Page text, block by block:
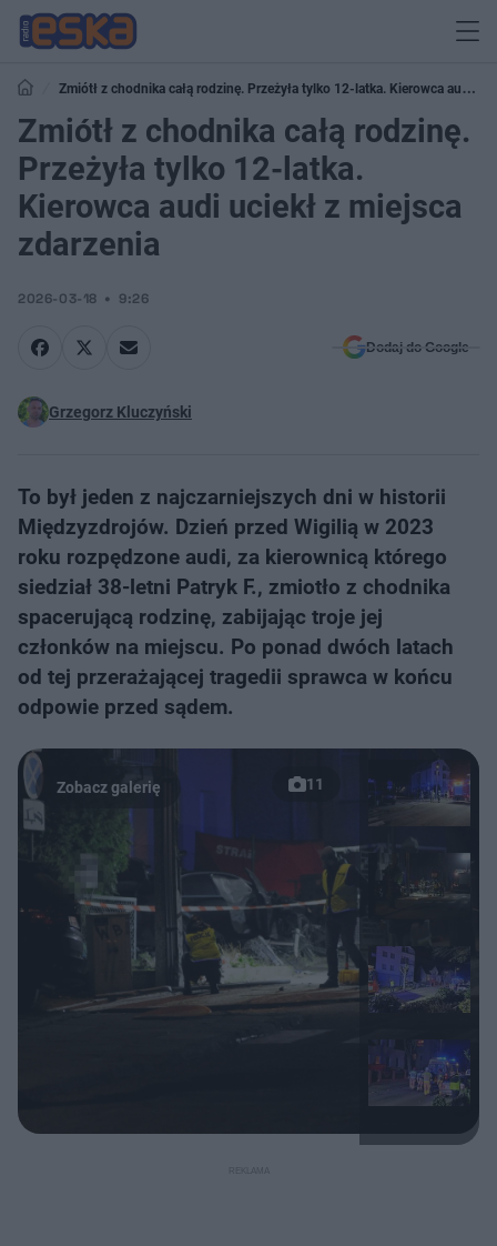
Zmiótł z chodnika całą rodzinę. Przeżyła tylko 12-latka. Kierowca audi
uciekł z miejsca zdarzenia
Zmiótł z chodnika całą rodzinę.
Przeżyła tylko 12-latka.
Kierowca audi uciekł z miejsca
zdarzenia
2026-03-18 9:26
Dodaj do Google
Grzegorz Kluczyński
To był jeden z najczarniejszych dni w historii
Międzyzdrojów. Dzień przed Wigilią w 2023
roku rozpędzone audi, za kierownicą którego
siedział 38-letni Patryk F., zmiotło z chodnika
spacerującą rodzinę, zabijając troje jej
członków na miejscu. Po ponad dwóch latach
od tej przerażającej tragedii sprawca w końcu
odpowie przed sądem.
11